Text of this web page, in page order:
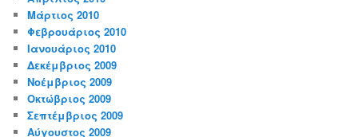
Μάρτιος 2010
Φεβρουάριος 2010
Ιανουάριος 2010
Δεκέμβριος 2009
Νοέμβριος 2009
Οκτώβριος 2009
Σεπτέμβριος 2009
Αύγουστος 2009